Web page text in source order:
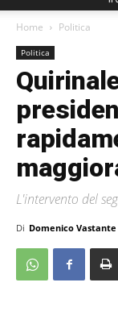
Home Politica
Politica
L'intervento del
Di Domenico Vastante